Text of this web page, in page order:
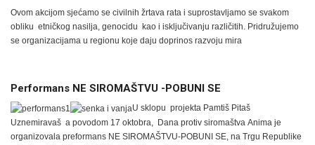
Ovom akcijom sjećamo se civilnih žrtava rata i suprostavljamo se svakom
obliku etničkog nasilja, genocidu kao i isključivanju različitih. Pridružujemo
se organizacijama u regionu koje daju doprinos razvoju mira
Performans NE SIROMAŠTVU -POBUNI SE
U sklopu projekta Pamtiš Pitaš
Uznemiravaš a povodom 17 oktobra, Dana protiv siromaštva Anima je
organizovala preformans NE SIROMAŠTVU-POBUNI SE, na Trgu Republike